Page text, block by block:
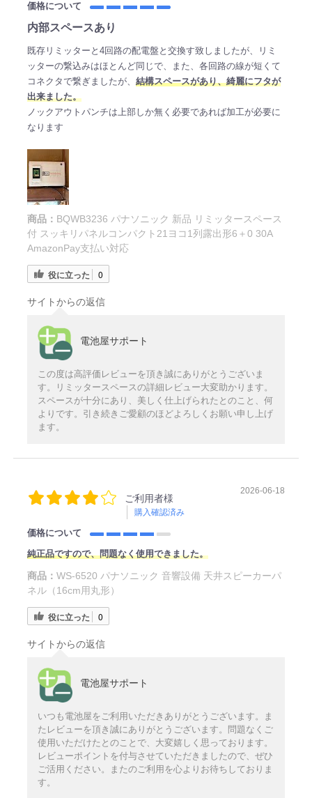
価格について
内部スペースあり
既存リミッターと4回路の配電盤と交換す致しましたが、リミ
ッターの繋込みはほとんど同じで、また、各回路の線が短くて
コネクタで繋ぎましたが、 結構スペースがあり、綺麗にフタが
出来ました。
ノックアウトパンチは上部しか無く必要であれば加工が必要に
なります
商品： BQWB3236 パナソニック 新品 リミッタースペース
付 スッキリパネルコンパクト21ヨコ1列露出形6＋0 30A
AmazonPay支払い対応
役に立った 0
サイトからの返信
電池屋サポート
この度は高評価レビューを頂き誠にありがとうございま
す。リミッタースペースの詳細レビュー大変助かります。
スペースが十分にあり、美しく仕上げられたとのこと、何
よりです。引き続きご愛顧のほどよろしくお願い申し上げ
ます。
ご利用者様
購入確認済み
2026-06-18
価格について
純正品ですので、問題なく使用できました。
商品： WS-6520 パナソニック 音響設備 天井スピーカーパ
ネル（16cm用丸形）
役に立った 0
サイトからの返信
電池屋サポート
いつも電池屋をご利用いただきありがとうございます。ま
たレビューを頂き誠にありがとうございます。問題なくご
使用いただけたとのことで、大変嬉しく思っております。
レビューポイントを付与させていただきましたので、ぜひ
ご活用ください。またのご利用を心よりお待ちしておりま
す。